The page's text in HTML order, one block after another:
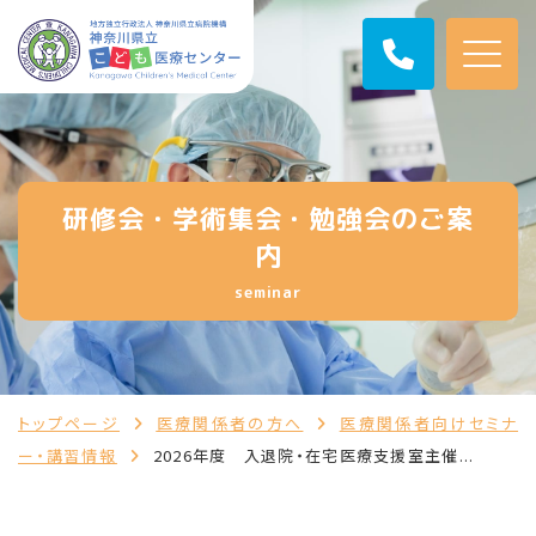
研修会・学術集会・勉強会のご案
内
seminar
トップページ 医療関係者の方へ
医療関係者向けセミナ
ー・講習情報
2026年度 入退院・在宅医療支援室主催...